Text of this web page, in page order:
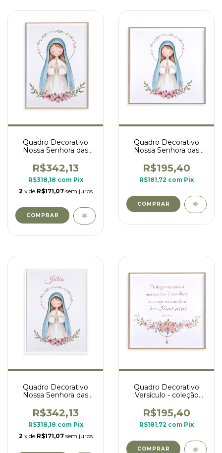
Quadro Decorativo
Nossa Senhora das
R$342,13
R$318,18 com Pix
2 x de R$171,07 sem juros
COMPRAR
Quadro Decorativo
Nossa Senhora das
R$195,40
R$181,72 com Pix
COMPRAR
Quadro Decorativo
Nossa Senhora das
Júlia
R$342,13
R$318,18 com Pix
2 x de R$171,07 sem juros
Quadro Decorativo
Versículo - coleção
guirlanda rosas
R$195,40
R$181,72 com Pix
COMPRAR